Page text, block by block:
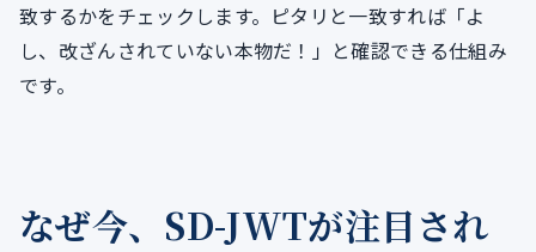
致するかをチェックします。ピタリと一致すれば「よ
し、改ざんされていない本物だ！」と確認できる仕組み
です。
なぜ今、SD-JWTが注目され